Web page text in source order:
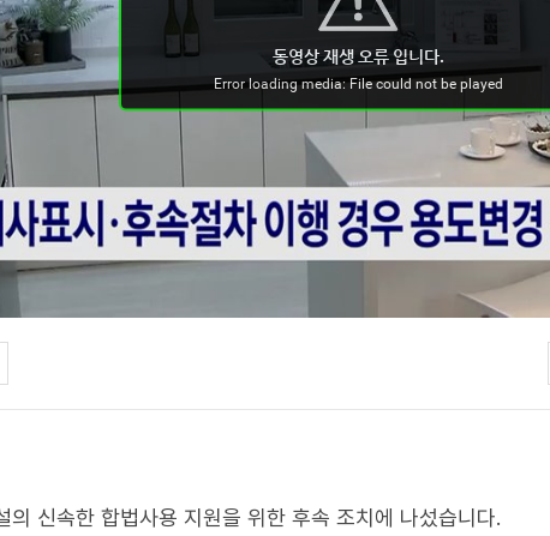
의 신속한 합법사용 지원을 위한 후속 조치에 나섰습니다.